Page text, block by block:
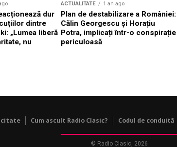
dur
dintre
„Lumea liberă
nu
ACTUALITATE 1 an ago
Plan de destabilizare a României:
Călin Georgescu și Horațiu
Potra, implicați într-o conspirație
periculoasă
Cum ascult Radio Clasic? Codul de conduită
© Radio Clasic, 2026